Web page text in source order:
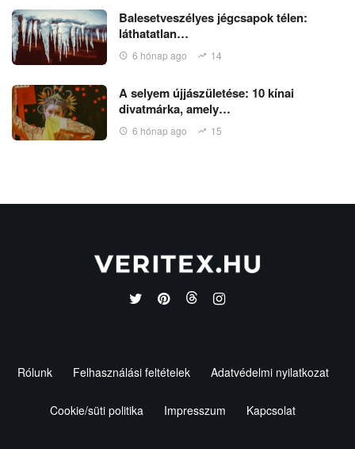
Balesetveszélyes jégcsapok télen:
láthatatlan…
6 hónap ago 14
A selyem újjászületése: 10 kínai
divatmárka, amely…
6 hónap ago 15
Rólunk Felhasználási feltételek Adatvédelmi nyilatkozat
Cookie/süti politika Impresszum Kapcsolat